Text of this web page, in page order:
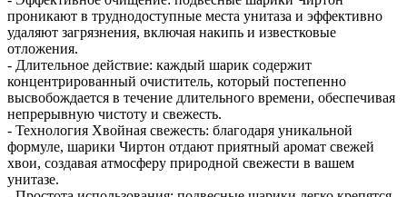
проникают в труднодоступные места унитаза и эффективно
удаляют загрязнения, включая накипь и известковые
отложения.
- Длительное действие: каждый шарик содержит
концентрированный очиститель, который постепенно
высвобождается в течение длительного времени, обеспечивая
непрерывную чистоту и свежесть.
- Технология Хвойная свежесть: благодаря уникальной
формуле, шарики Чиртон отдают приятный аромат свежей
хвои, создавая атмосферу природной свежести в вашем
унитазе.